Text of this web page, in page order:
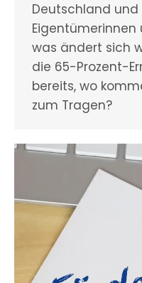
Deutschland
Eigentümerinnen
was ändert sich
die 65-Prozent-
bereits, wo
zum Tragen?